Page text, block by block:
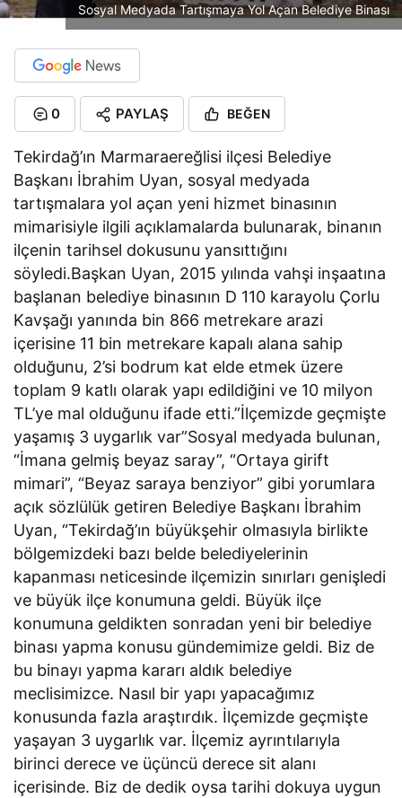
Sosyal Medyada Tartışmaya Yol Açan Belediye Binası
0 PAYLAŞ BEĞEN
Tekirdağ’ın Marmaraereğlisi ilçesi Belediye
Başkanı İbrahim Uyan, sosyal medyada
tartışmalara yol açan yeni hizmet binasının
mimarisiyle ilgili açıklamalarda bulunarak, binanın
ilçenin tarihsel dokusunu yansıttığını
söyledi.Başkan Uyan, 2015 yılında vahşi inşaatına
başlanan belediye binasının D 110 karayolu Çorlu
Kavşağı yanında bin 866 metrekare arazi
içerisine 11 bin metrekare kapalı alana sahip
olduğunu, 2’si bodrum kat elde etmek üzere
toplam 9 katlı olarak yapı edildiğini ve 10 milyon
TL’ye mal olduğunu ifade etti.”İlçemizde geçmişte
yaşamış 3 uygarlık var”Sosyal medyada bulunan,
“İmana gelmiş beyaz saray”, “Ortaya girift
mimari”, “Beyaz saraya benziyor” gibi yorumlara
açık sözlülük getiren Belediye Başkanı İbrahim
Uyan, “Tekirdağ’ın büyükşehir olmasıyla birlikte
bölgemizdeki bazı belde belediyelerinin
kapanması neticesinde ilçemizin sınırları genişledi
ve büyük ilçe konumuna geldi. Büyük ilçe
konumuna geldikten sonradan yeni bir belediye
binası yapma konusu gündemimize geldi. Biz de
bu binayı yapma kararı aldık belediye
meclisimizce. Nasıl bir yapı yapacağımız
konusunda fazla araştırdık. İlçemizde geçmişte
yaşayan 3 uygarlık var. İlçemiz ayrıntılarıyla
birinci derece ve üçüncü derece sit alanı
içerisinde. Biz de dedik oysa tarihi dokuya uygun